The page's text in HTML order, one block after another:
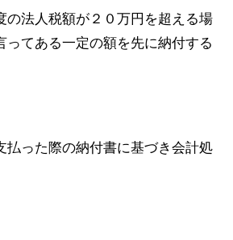
の法人税額が２０万円を超える場
ってある一定の額を先に納付する
払った際の納付書に基づき会計処